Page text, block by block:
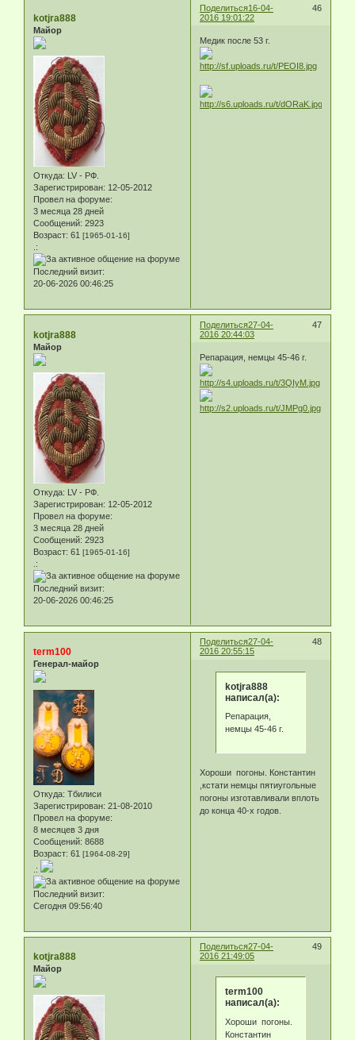
Поделиться 46
16-04-
2016 19:01:22
kotjra888
Майор
Откуда: LV - РФ.
Зарегистрирован: 12-05-2012
Провел на форуме:
3 месяца 28 дней
Сообщений: 2923
Возраст: 61 [1965-01-16]
.:
Последний визит:
20-06-2026 00:46:25
Медик после 53 г.
Поделиться 47
27-04-
2016 20:44:03
kotjra888
Майор
Откуда: LV - РФ.
Зарегистрирован: 12-05-2012
Провел на форуме:
3 месяца 28 дней
Сообщений: 2923
Возраст: 61 [1965-01-16]
.:
Последний визит:
20-06-2026 00:46:25
Репарация, немцы 45-46 г.
Поделиться 48
27-04-
2016 20:55:15
term100
Генерал-майор
Откуда: Тбилиси
Зарегистрирован: 21-08-2010
Провел на форуме:
8 месяцев 3 дня
Сообщений: 8688
Возраст: 61 [1964-08-29]
.:
Последний визит:
Сегодня 09:56:40
kotjra888
написал(а):
Репарация,
немцы 45-46 г.
Хороши погоны. Константин
,кстати немцы пятиугольные
погоны изготавливали вплоть
до конца 40-х годов.
Поделиться 49
27-04-
2016 21:49:05
kotjra888
Майор
term100
написал(а):
Хороши погоны.
Константин